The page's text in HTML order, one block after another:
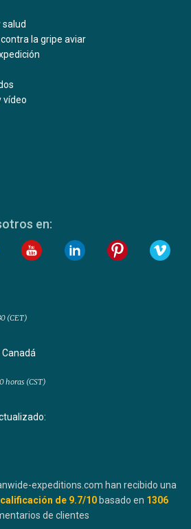
salud
la gripe aviar
vídeo
en:
(CET)
Canadá
horas (CST)
expeditions.com han recibido una
calificación de 9.7/10 basado en 1306
de clientes